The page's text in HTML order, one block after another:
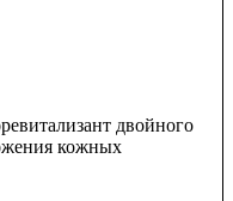
двойного
кожных